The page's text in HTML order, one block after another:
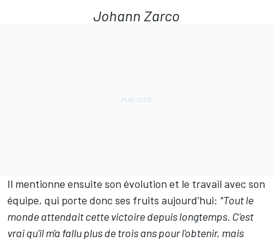
Johann Zarco
Il mentionne ensuite son évolution et le travail avec son
équipe, qui porte donc ses fruits aujourd'hui: "Tout le
monde attendait cette victoire depuis longtemps. C'est
vrai qu'il m'a fallu plus de trois ans pour l'obtenir, mais